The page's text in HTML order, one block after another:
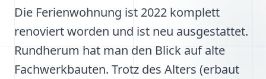
Die Ferienwohnung ist 2022 komplett
renoviert worden und ist neu ausgestattet.
Rundherum hat man den Blick auf alte
Fachwerkbauten. Trotz des Alters (erbaut